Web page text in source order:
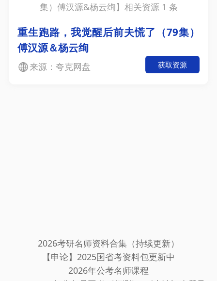
集）傅汉源&杨云绚】相关资源1 条
重生跑路，我觉醒后前夫慌了（79集）
傅汉源＆杨云绚
来源：夸克网盘 获取资源
2026考研名师资料合集（持续更新）
【申论】2025国省考资料包更新中
2026年公考名师课程